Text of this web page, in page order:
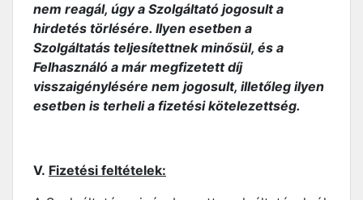
nem reagál, úgy a Szolgáltató jogosult a
hirdetés törlésére. Ilyen esetben a
Szolgáltatás teljesítettnek minősül, és a
Felhasználó a már megfizetett díj
visszaigénylésére nem jogosult, illetőleg ilyen
esetben is terheli a fizetési kötelezettség.
V. Fizetési feltételek: